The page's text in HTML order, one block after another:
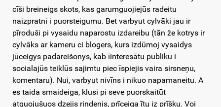
cīši breineigs skots, kas garumguojiejūs radeitu
naizpratni i puorsteigumu. Bet varbyut cylvāki jau ir
pīroduši pi vysaidu naparostu izdareibu (tān že kotrys ir
cylvāks ar kameru ci blogers, kurs izdūmoj vysaidys
jūceigys padareišonys, kab īinteresātu publiku i
socialajūs teiklūs sajimtu piec īspiejis vaira sirsneņu,
komentaru). Nui, varbyut nivīns i nikuo napamaneitu. A
es taida smaideiga, klusi pi seve puorskaitūt
atguojušuos dzejis rindenis, prīceiga ītu iz prīšku. Voi